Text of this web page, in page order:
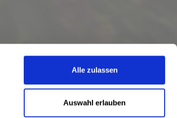
Alle zulassen
Auswahl erlauben